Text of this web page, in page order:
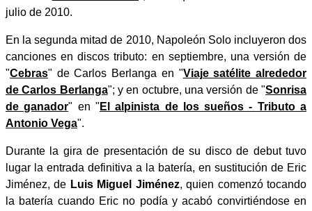
julio de 2010.
En la segunda mitad de 2010, Napoleón Solo incluyeron dos
canciones en discos tributo: en septiembre, una versión de
"Cebras" de Carlos Berlanga en "Viaje satélite alrededor
de Carlos Berlanga"; y en octubre, una versión de "Sonrisa
de ganador" en " El alpinista de los sueños - Tributo a
Antonio Vega".
Durante la gira de presentación de su disco de debut tuvo
lugar la entrada definitiva a la batería, en sustitución de Eric
Jiménez, de Luis Miguel Jiménez, quien comenzó tocando
la batería cuando Eric no podía y acabó convirtiéndose en